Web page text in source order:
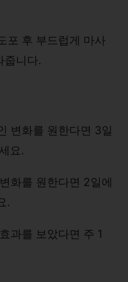
포 후 부드럽게 마사
줍니다.
변화를 원한다면 3일
요.
화를 원한다면 2일에
.
과를 보았다면 주 1